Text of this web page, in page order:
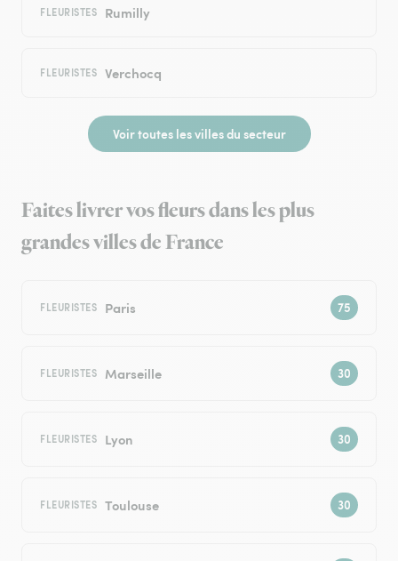
FLEURISTES Rumilly
FLEURISTES Verchocq
Voir toutes les villes du secteur
Faites livrer vos fleurs dans les plus
grandes villes de France
FLEURISTES Paris
FLEURISTES Marseille
FLEURISTES Lyon
FLEURISTES Toulouse